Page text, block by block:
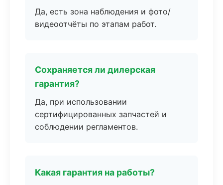
Да, есть зона наблюдения и фото/
видеоотчёты по этапам работ.
Сохраняется ли дилерская
гарантия?
Да, при использовании
сертифицированных запчастей и
соблюдении регламентов.
Какая гарантия на работы?